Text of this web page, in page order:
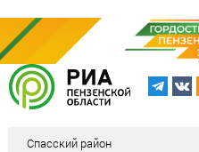
Спасский район